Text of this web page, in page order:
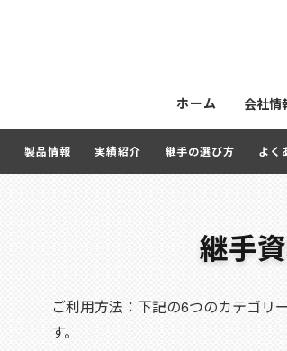
ホーム 会社情
製品情報 実績紹介 継手の選び方 よく
継手
ご利用方法：下記の6つのカテゴリ
す。